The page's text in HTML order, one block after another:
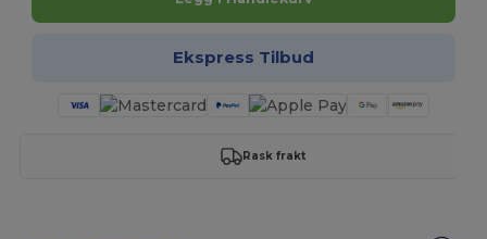
Ekspress Tilbud
Rask frakt